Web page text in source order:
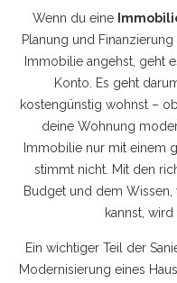
Wenn du eine
Planung und
Immobilieangehst, geht
Konto. Es geht
kostengünstig wohnst –
deine Wohnung
Immobilie nur mit einem
stimmt nicht. Mit den
Budget und dem
kannst,
Ein wichtiger Teil der
Modernisierung eines